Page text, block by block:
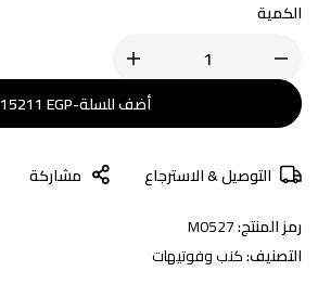
الكمية
أضف للسلة-
15211 EGP
التوصيل & الاسترجاع
مشاركة
رمز المنتج:M0527
التصنيف:كنب وفوتيهات